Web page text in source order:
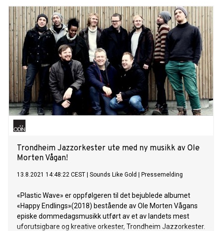
Trondheim Jazzorkester ute med ny musikk av Ole
Morten Vågan!
13.8.2021 14:48:22 CEST Sounds Like Gold Pressemelding
«Plastic Wave» er oppfølgeren til det bejublede albumet
«Happy Endlings»(2018) bestående av Ole Morten Vågans
episke dommedagsmusikk utført av et av landets mest
uforutsigbare og kreative orkester, Trondheim Jazzorkester.